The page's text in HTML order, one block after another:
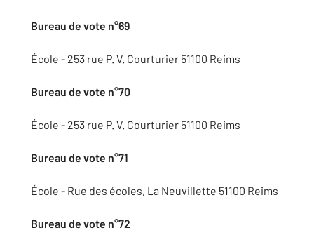
Bureau de vote n°69
École - 253 rue P. V. Courturier 51100 Reims
Bureau de vote n°70
École - 253 rue P. V. Courturier 51100 Reims
Bureau de vote n°71
École - Rue des écoles, La Neuvillette 51100 Reims
Bureau de vote n°72